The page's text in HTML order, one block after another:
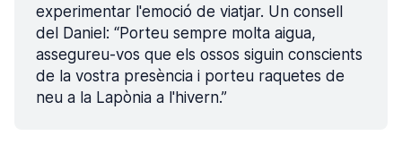
experimentar l'emoció de viatjar. Un consell
del Daniel: “Porteu sempre molta aigua,
assegureu-vos que els ossos siguin conscients
de la vostra presència i porteu raquetes de
neu a la Lapònia a l'hivern.”